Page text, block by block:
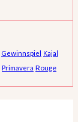
Gewinnspiel Kajal
Primavera Rouge